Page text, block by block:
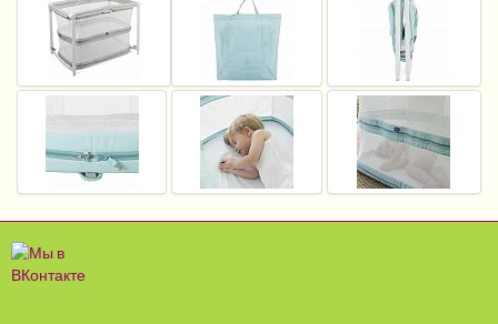
Манежи
Безопасность ребенка
Ходунки и прыгунки
Игры и развитие
Принадлежности для выписки
Сумки для мам и детей